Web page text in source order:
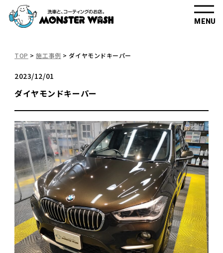
MENU
TOP >施工事例 >ダイヤモンドキーパー
2023/12/01
ダイヤモンドキーパー